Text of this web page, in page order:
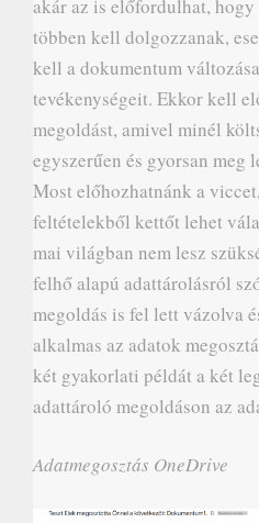
akár az is előfordulhat,
többen kell dolgozzanak,
kell a dokumentum
tevékenységeit. Ekkor kell
megoldást, amivel minél
egyszerűen és gyorsan meg
Most előhozhatnánk a
feltételekből kettőt lehet
mai világban nem lesz
felhő alapú adattárolásról
megoldás is fel lett vázolva
alkalmas az adatok
két gyakorlati példát a két
adattároló megoldáson az
Adatmegosztás OneDrive